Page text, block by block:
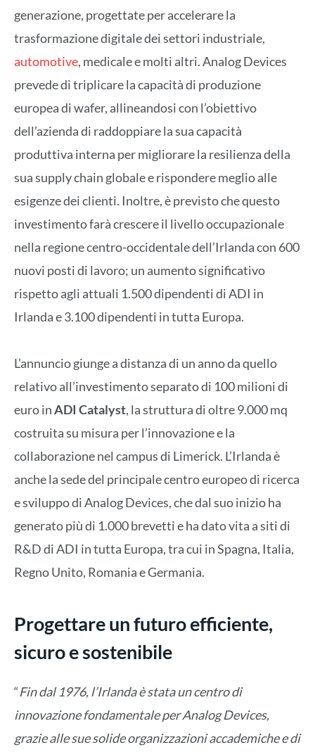
generazione, progettate per accelerare la
trasformazione digitale dei settori industriale,
automotive, medicale e molti altri. Analog Devices
prevede di triplicare la capacità di produzione
europea di wafer, allineandosi con l’obiettivo
dell’azienda di raddoppiare la sua capacità
produttiva interna per migliorare la resilienza della
sua supply chain globale e rispondere meglio alle
esigenze dei clienti. Inoltre, è previsto che questo
investimento farà crescere il livello occupazionale
nella regione centro-occidentale dell’Irlanda con 600
nuovi posti di lavoro; un aumento significativo
rispetto agli attuali 1.500 dipendenti di ADI in
Irlanda e 3.100 dipendenti in tutta Europa.
L’annuncio giunge a distanza di un anno da quello
relativo all’investimento separato di 100 milioni di
euro inADI Catalyst, la struttura di oltre 9.000 mq
costruita su misura per l’innovazione e la
collaborazione nel campus di Limerick. L’Irlanda è
anche la sede del principale centro europeo di ricerca
e sviluppo di Analog Devices, che dal suo inizio ha
generato più di 1.000 brevetti e ha dato vita a siti di
R&D di ADI in tutta Europa, tra cui in Spagna, Italia,
Regno Unito, Romania e Germania.
Progettare un futuro efficiente,
sicuro e sostenibile
“Fin dal 1976, l’Irlanda è stata un centro di
innovazione fondamentale per Analog Devices,
grazie alle sue solide organizzazioni accademiche e di